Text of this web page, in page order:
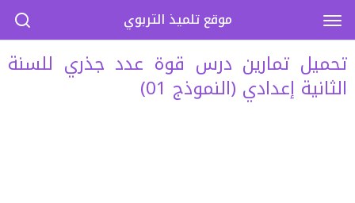
تحميل تمارين درس قوة عدد جذري للسنة
الثانية إعدادي (النموذج 01)
موقع تلميذ التربوي